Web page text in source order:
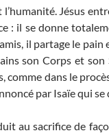
Jésus
: il se donne
il partage le
son Corps et
dans le
par Isaïe qui
au sacrifice de